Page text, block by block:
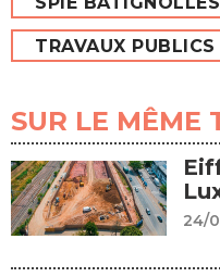
TRAVAUX PUBLICS
SUR LE MÊME
24/